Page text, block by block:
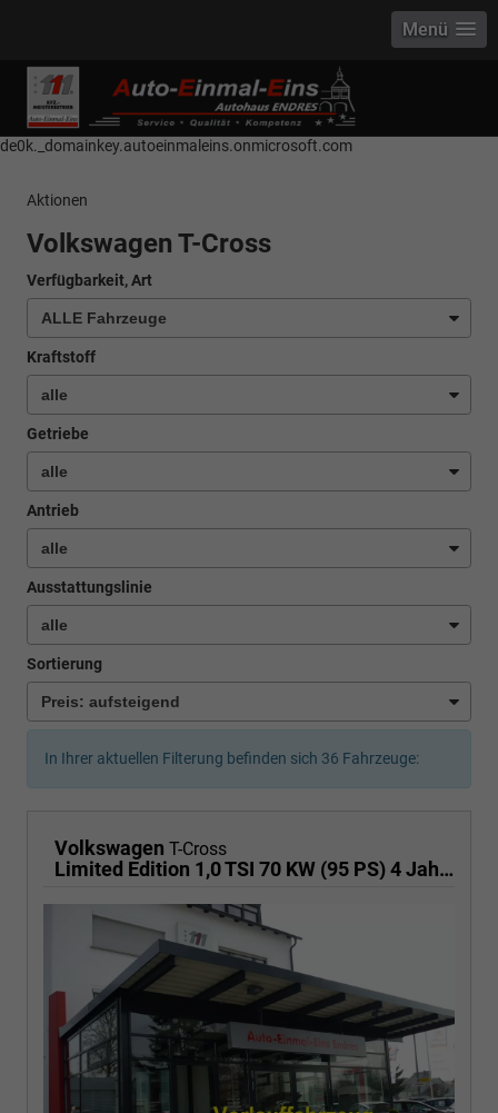
------------ Host Name : selector1._domainkey Points to address or value:
selector1-aee-de0k._domainkey.autoeinmaleins.onmicrosoft.com Host
Name : selector2._domainkey Points to address or value: selector2-aee-
de0k._domainkey.autoeinmaleins.onmicrosoft.com
Menü
Aktionen
Volkswagen T-Cross
Verfügbarkeit, Art
Kraftstoff
Getriebe
Antrieb
Ausstattungslinie
Sortierung
In Ihrer aktuellen Filterung befinden sich 36 Fahrzeuge:
Volkswagen T-Cross
Limited Edition 1,0 TSI 70 KW (95 PS) 4 Jahre Garantie-2x PDC-App Connect-Sofort